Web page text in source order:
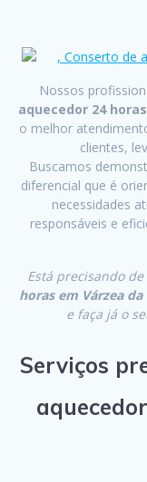
Nossos
aquecedor 24
o melhor
clientes,
Buscamos
diferencial que é
necessidades
responsáveis e
Está precisando
horas em Várzea da
e faça já o
Serviços